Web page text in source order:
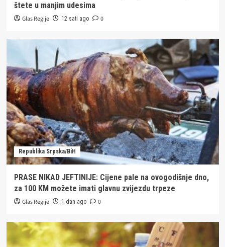
štete u manjim udesima
Glas Regije 12 sati ago 0
Republika Srpska/BiH
PRASE NIKAD JEFTINIJE: Cijene pale na ovogodišnje dno,
za 100 KM možete imati glavnu zvijezdu trpeze
Glas Regije 1 dan ago 0